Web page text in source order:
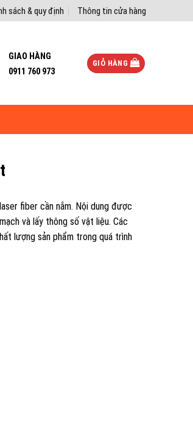
sách & quy định Thông tin cửa hàng
GIAO HÀNG
0911 760 973
GIỎ HÀNG
fiber cần nắm. Nội dung được
và lấy thông số vật liệu. Các
lượng sản phẩm trong quá trình